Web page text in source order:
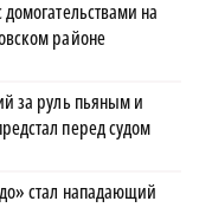
на
районе
за руль пьяным и
перед судом
стал нападающий